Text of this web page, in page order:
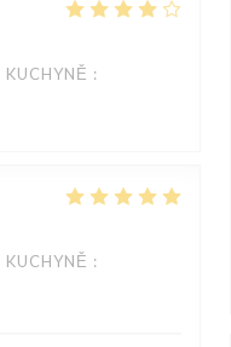
KUCHYNĚ :
KUCHYNĚ :